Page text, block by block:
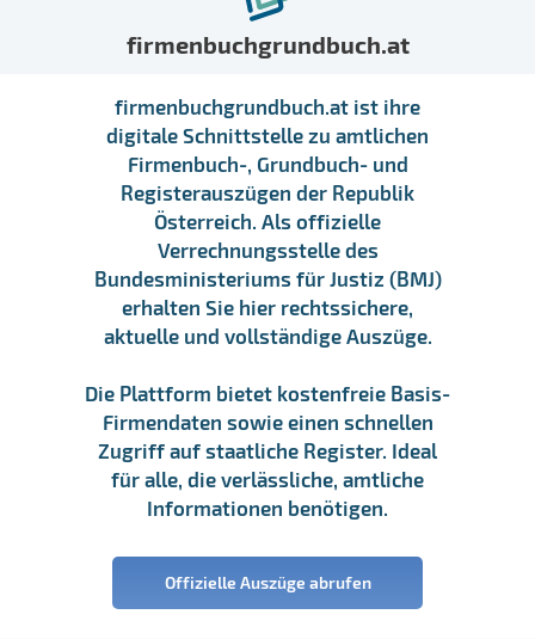
firmenbuchgrundbuch.at
firmenbuchgrundbuch.at ist ihre
digitale Schnittstelle zu amtlichen
Firmenbuch-, Grundbuch- und
Registerauszügen der Republik
Österreich. Als offizielle
Verrechnungsstelle des
Bundesministeriums für Justiz (BMJ)
erhalten Sie hier rechtssichere,
aktuelle und vollständige Auszüge.
Die Plattform bietet kostenfreie Basis-
Firmendaten sowie einen schnellen
Zugriff auf staatliche Register. Ideal
für alle, die verlässliche, amtliche
Informationen benötigen.
Offizielle Auszüge abrufen